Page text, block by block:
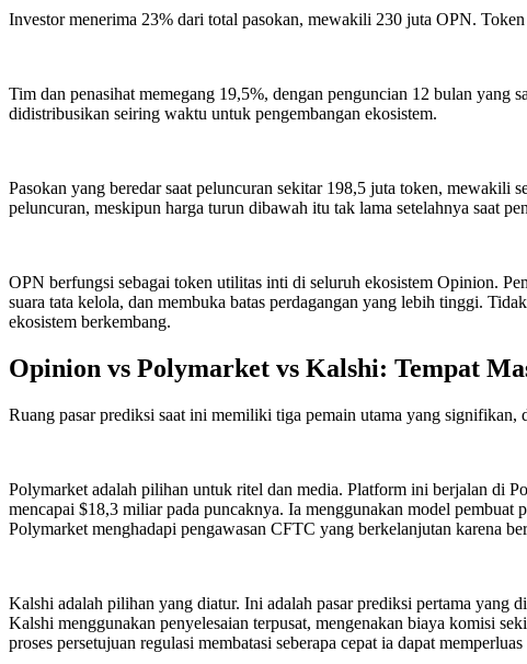
Investor menerima 23% dari total pasokan, mewakili 230 juta OPN.
Tim dan penasihat memegang 19,5%, dengan penguncian 12 bulan yang
didistribusikan seiring waktu untuk pengembangan ekosistem.
Pasokan yang beredar saat peluncuran sekitar 198,5 juta token, mewakili
peluncuran, meskipun harga turun dibawah itu tak lama setelahnya saat
OPN berfungsi sebagai token utilitas inti di seluruh ekosistem Opinion.
suara tata kelola, dan membuka batas perdagangan yang lebih tinggi.
ekosistem berkembang.
Opinion vs Polymarket vs Kalshi: Tempat
Ruang pasar prediksi saat ini memiliki tiga pemain utama yang signifikan,
Polymarket adalah pilihan untuk ritel dan media. Platform ini berjalan di
mencapai $18,3 miliar pada puncaknya. Ia menggunakan model pembuat
Polymarket menghadapi pengawasan CFTC yang berkelanjutan karena
Kalshi adalah pilihan yang diatur. Ini adalah pasar prediksi pertama
Kalshi menggunakan penyelesaian terpusat, mengenakan biaya komisi
proses persetujuan regulasi membatasi seberapa cepat ia dapat